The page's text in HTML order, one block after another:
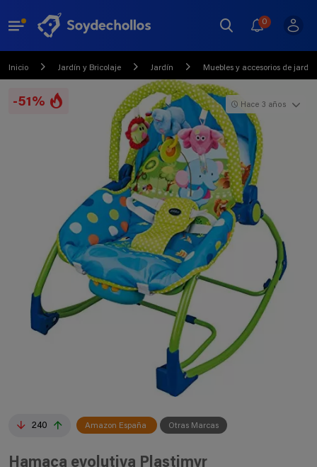
0
Inicio Jardín y Bricolaje Jardín Muebles y accesorios de jardín
-51%
240 Amazon España Otras Marcas
Hace 3 años
Hamaca evolutiva Plastimyr